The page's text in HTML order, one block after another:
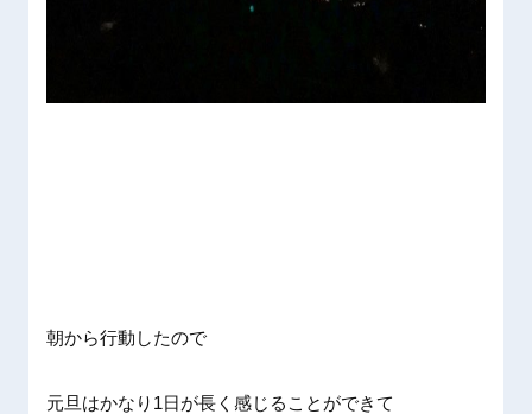
朝から行動したので
元旦はかなり1日が長く感じることができて